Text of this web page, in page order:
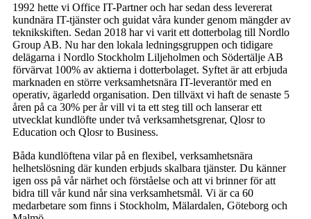
1992 hette vi Office IT-Partner och har sedan dess levererat
kundnära IT-tjänster och guidat våra kunder genom mängder av
teknikskiften. Sedan 2018 har vi varit ett dotterbolag till Nordlo
Group AB. Nu har den lokala ledningsgruppen och tidigare
delägarna i Nordlo Stockholm Liljeholmen och Södertälje AB
förvärvat 100% av aktierna i dotterbolaget. Syftet är att erbjuda
marknaden en större verksamhetsnära IT-leverantör med en
operativ, ägarledd organisation. Den tillväxt vi haft de senaste 5
åren på ca 30% per år vill vi ta ett steg till och lanserar ett
utvecklat kundlöfte under två verksamhetsgrenar, Qlosr to
Education och Qlosr to Business.
Båda kundlöftena vilar på en flexibel, verksamhetsnära
helhetslösning där kunden erbjuds skalbara tjänster. Du känner
igen oss på vår närhet och förståelse och att vi brinner för att
bidra till vår kund når sina verksamhetsmål. Vi är ca 60
medarbetare som finns i Stockholm, Mälardalen, Göteborg och